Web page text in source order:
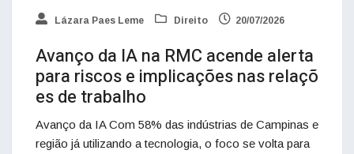
Lázara Paes Leme Direito 20/07/2026
Avanço da IA na RMC acende alerta
para riscos e implicações nas relaçõ
es de trabalho
Avanço da IA Com 58% das indústrias de Campinas e
região já utilizando a tecnologia, o foco se volta para